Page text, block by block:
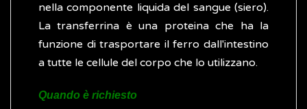
nella componente liquida del sangue (siero).
La transferrina è una proteina che ha la
funzione di trasportare il ferro dall'intestino
a tutte le cellule del corpo che lo utilizzano.
Quando è richiesto